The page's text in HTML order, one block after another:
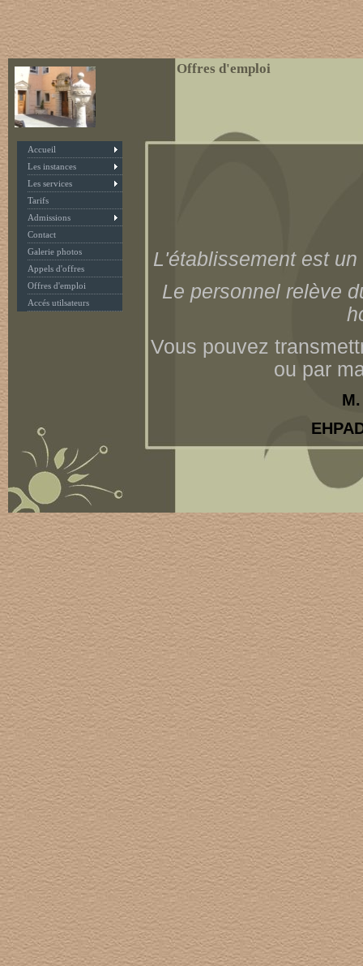
L'établissement est
Le personnel relève
Vous pouvez
ou par
BP 16,
Les vacances de postes
régionale
Offres d'emploi
Accueil
Les instances
Les services
Tarifs
Admissions
Contact
Galerie photos
Appels d'offres
Offres d'emploi
Accés utilsateurs